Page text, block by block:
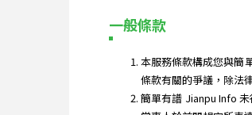
一般條款
本服務條款構成您與簡
條款有關的爭議，除法
簡單有譜 Jianpu Info